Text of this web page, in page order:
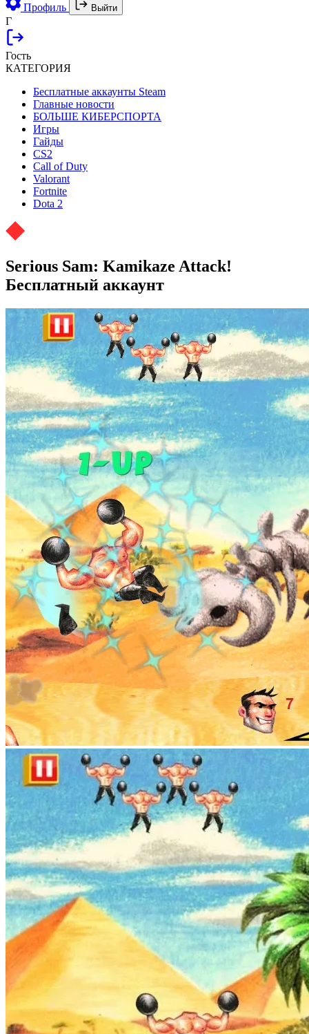
Профиль Выйти
Г
Гость
КАТЕГОРИЯ
Бесплатные аккаунты Steam
Главные новости
БОЛЬШЕ КИБЕРСПОРТА
Игры
Гайды
CS2
Call of Duty
Valorant
Fortnite
Dota 2
Serious Sam: Kamikaze Attack!
Бесплатный аккаунт